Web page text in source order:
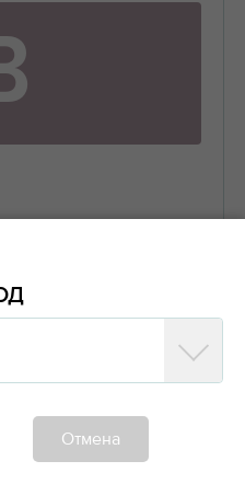
3 тонны Борт 5 тонн
Отмена